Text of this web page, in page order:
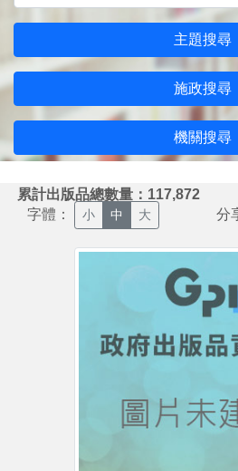
主題搜尋
施政搜尋
機關搜尋
累計出版品總數量：117,872
字體： 小 中 大 分